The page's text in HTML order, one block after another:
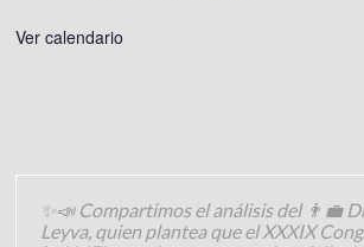
Ver calendario
✨📣 Compartimos el análisis del 👨‍💼
Leyva, quien plantea que el XXXIX